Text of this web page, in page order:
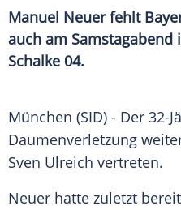
Manuel Neuer fehlt
auch am
Schalke 04.
München (SID) - Der 32-
Daumenverletzung
Sven Ulreich vertreten.
Neuer hatte zuletzt